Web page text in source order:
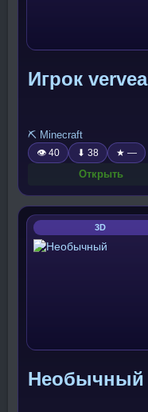
Игрок vervea
⛏️ Minecraft
👁 40 ⬇ 38 ★ —
Открыть
3D
Необычный